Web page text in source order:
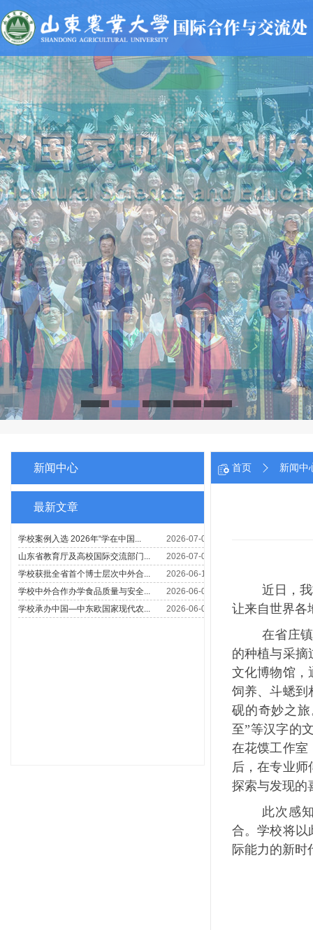
新闻中心
最新文章
首页 新闻中
近日，
让来自世界各
在省庄
的种植与采摘
文化博物馆 ，
饲养、斗蟋到
砚的奇妙之
至”等汉字的
在花馍工作室
后，在专业
探索与发现的
此次感
合。学校将以
际能力的新时